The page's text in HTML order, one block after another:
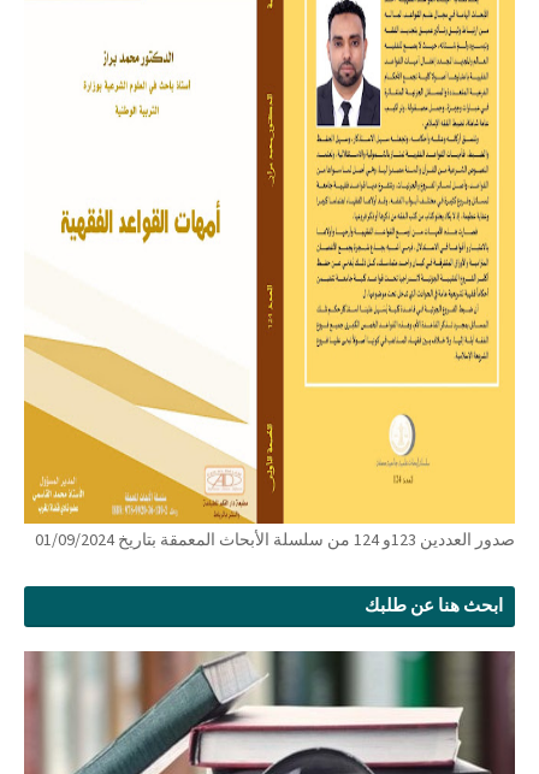
صدور العددين 123و 124 من سلسلة الأبحاث المعمقة بتاريخ 01/09/2024
ابحث هنا عن طلبك